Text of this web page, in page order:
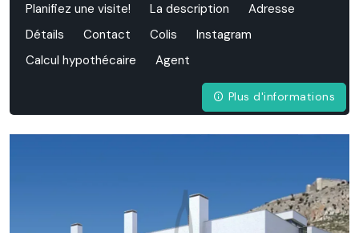
Planifiez une visite! La description
Adresse
Détails
Contact Colis
Instagram
Calcul hypothécaire
Agent
Plus d'informations